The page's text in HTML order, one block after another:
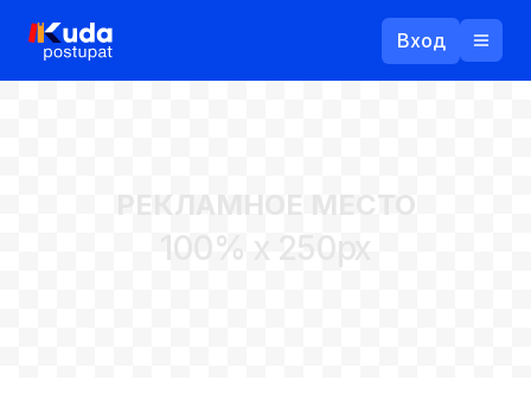
Вход
РЕКЛАМНОЕ МЕСТО
100% x 250px